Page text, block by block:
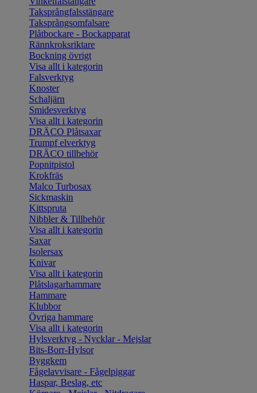
Taksprångfalsstängare
Taksprångsomfalsare
Plåtbockare - Bockapparat
Rännkroksriktare
Bockning övrigt
Visa allt i kategorin
Falsverktyg
Knoster
Schaljärn
Smidesverktyg
Visa allt i kategorin
DRÄCO Plåtsaxar
Trumpf elverktyg
DRÄCO tillbehör
Popnitpistol
Krokfräs
Malco Turbosax
Sickmaskin
Kittspruta
Nibbler & Tillbehör
Visa allt i kategorin
Saxar
Isolersax
Knivar
Visa allt i kategorin
Plåtslagarhammare
Hammare
Klubbor
Övriga hammare
Visa allt i kategorin
Hylsverktyg - Nycklar - Mejslar
Bits-Borr-Hylsor
Byggkem
Fågelavvisare - Fågelpiggar
Haspar, Beslag, etc